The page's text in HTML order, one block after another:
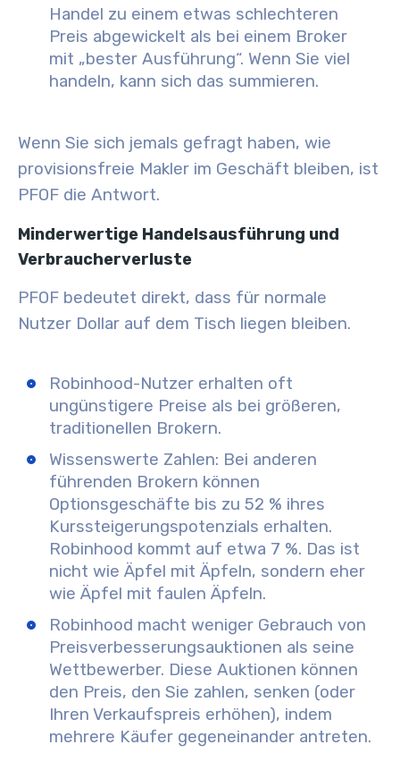
Handel zu einem etwas schlechteren
Preis abgewickelt als bei einem Broker
mit „bester Ausführung“. Wenn Sie viel
handeln, kann sich das summieren.
Wenn Sie sich jemals gefragt haben, wie
provisionsfreie Makler im Geschäft bleiben, ist
PFOF die Antwort.
Minderwertige Handelsausführung und
Verbraucherverluste
PFOF bedeutet direkt, dass für normale
Nutzer Dollar auf dem Tisch liegen bleiben.
Robinhood-Nutzer erhalten oft
ungünstigere Preise als bei größeren,
traditionellen Brokern.
Wissenswerte Zahlen: Bei anderen
führenden Brokern können
Optionsgeschäfte bis zu 52 % ihres
Kurssteigerungspotenzials erhalten.
Robinhood kommt auf etwa 7 %. Das ist
nicht wie Äpfel mit Äpfeln, sondern eher
wie Äpfel mit faulen Äpfeln.
Robinhood macht weniger Gebrauch von
Preisverbesserungsauktionen als seine
Wettbewerber. Diese Auktionen können
den Preis, den Sie zahlen, senken (oder
Ihren Verkaufspreis erhöhen), indem
mehrere Käufer gegeneinander antreten.